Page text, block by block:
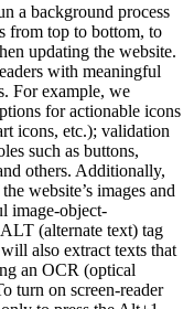
a background process
from top to bottom, to
updating the website.
with meaningful
For example, we
for actionable icons
icons, etc.); validation
such as buttons,
others. Additionally,
website’s images and
image-object-
(alternate text) tag
also extract texts that
an OCR (optical
turn on screen-reader